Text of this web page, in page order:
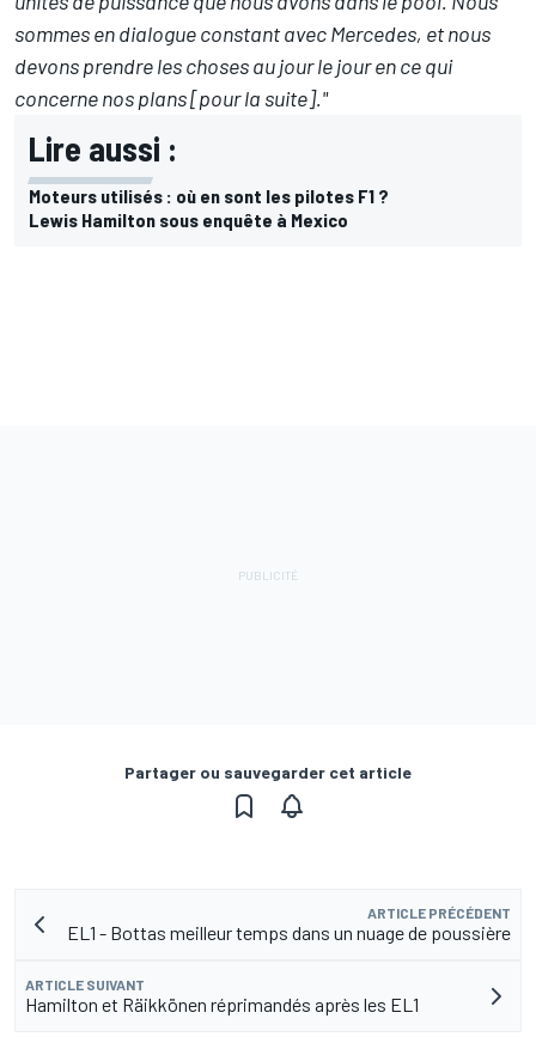
sommes en dialogue constant avec Mercedes, et nous
devons prendre les choses au jour le jour en ce qui
concerne nos plans [pour la suite]."
Lire aussi :
Moteurs utilisés : où en sont les pilotes F1 ?
Lewis Hamilton sous enquête à Mexico
Partager ou sauvegarder cet article
ARTICLE PRÉCÉDENT
EL1 - Bottas meilleur temps dans un nuage de poussière
ARTICLE SUIVANT
Hamilton et Räikkönen réprimandés après les EL1